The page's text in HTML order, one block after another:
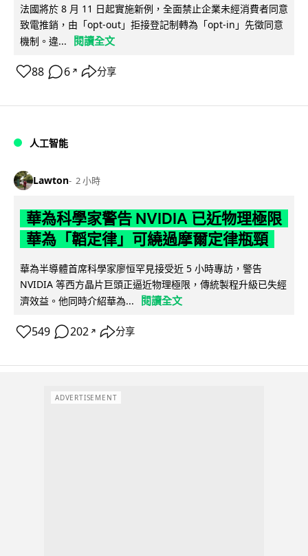
法國將於 8 月 11 日起實施新例，全面禁止企業未經消費者同意
致電推銷，由「opt-out」拒接登記制轉為「opt-in」先徵同意
機制。違...
閱讀全文
88 6 ↗ 分享
人工智能
Lawton 2 小時
華為科學家警告 NVIDIA 已近物理極限
華為「韜定律」可繞過摩爾定律瓶頸
華為半導體首席科學家廖恒罕見接受近 5 小時專訪，警告
NVIDIA 等西方晶片巨頭正逼近物理極限，傳統製程升級已失經
濟效益。他同時介紹華為...
閱讀全文
549 202 ↗ 分享
ADVERTISEMENT